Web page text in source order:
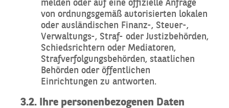
von ordnungsgemäß autorisierten lokalen
oder ausländischen Finanz-, Steuer-,
Verwaltungs-, Straf- oder Justizbehörden,
Schiedsrichtern oder Mediatoren,
Strafverfolgungsbehörden, staatlichen
Behörden oder öffentlichen
Einrichtungen zu antworten.
3.2. Ihre personenbezogenen Daten